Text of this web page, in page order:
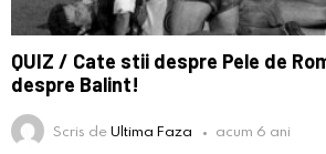
QUIZ / Cate stii despre Pele de
despre Balint!
Scris deUltima Faza acum 6 ani